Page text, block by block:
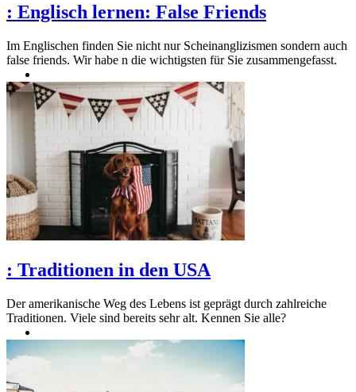
: Englisch lernen: False Friends
Im Englischen finden Sie nicht nur Scheinanglizismen sondern auch
false friends. Wir habe n die wichtigsten für Sie zusammengefasst.
: Traditionen in den USA
Der amerikanische Weg des Lebens ist geprägt durch zahlreiche
Traditionen. Viele sind bereits sehr alt. Kennen Sie alle?